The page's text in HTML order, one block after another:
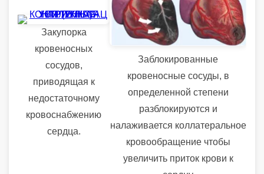
Закупорка
кровеносных
сосудов,
приводящая к
недостаточному
кровоснабжению
сердца.
Заблокированные
кровеносные сосуды, в
определенной степени
разблокируются и
налаживается коллатеральное
кровообращение чтобы
увеличить приток крови к